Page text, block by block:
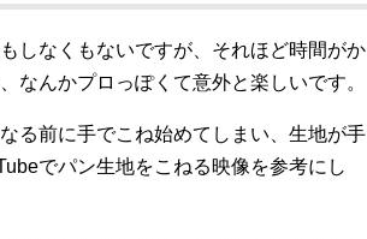
しなくもないですが、それほど時間がか
なんかプロっぽくて意外と楽しいです。
る前に手でこね始めてしまい、生地が手
でパン生地をこねる映像を参考にし